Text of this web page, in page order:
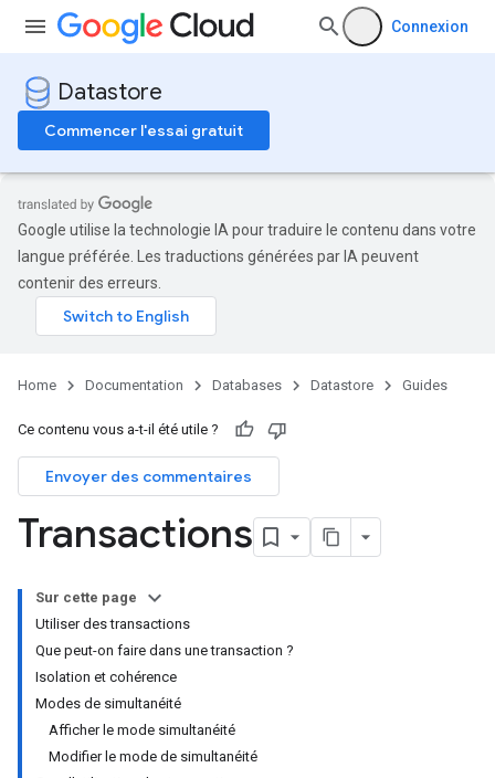
Connexion
Datastore
Commencer l'essai gratuit
Google utilise la technologie IA pour traduire le contenu dans votre
langue préférée. Les traductions générées par IA peuvent
contenir des erreurs.
Home Documentation Databases Datastore Guides
Ce contenu vous a-t-il été utile ?
Envoyer des commentaires
Transactions
Sur cette page
Utiliser des transactions
Que peut-on faire dans une transaction ?
Isolation et cohérence
Modes de simultanéité
Afficher le mode simultanéité
Modifier le mode de simultanéité